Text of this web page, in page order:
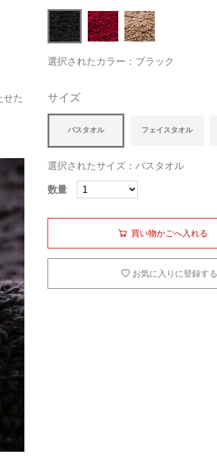
せた
選択されたカラー：ブラック
サイズ
バスタオル フェイスタオル
選択されたサイズ：バスタオル
数量
買い物かごへ入れる
お気に入りに登録する